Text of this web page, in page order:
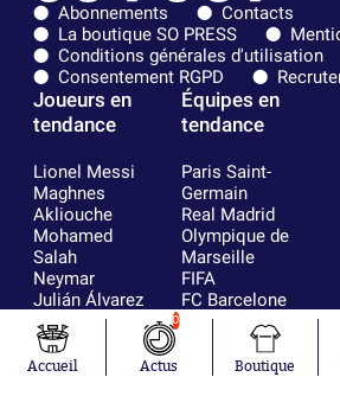
Abonnements
Contacts
La boutique SO PRESS
Conditions générales d'utilisation
Consentement RGPD
Joueurs en
tendance
Lionel Messi
Maghnes
Akliouche
Mohamed
Salah
Neymar
Julián Álvarez
Ferrán Torres
Kilian Corredor
Franco
Équipes en
tendance
Paris Saint-
Germain
Real Madrid
Olympique de
Marseille
FIFA
FC Barcelone
Argentine
Olympique
lyonnais
Accueil
0
Actus Boutique